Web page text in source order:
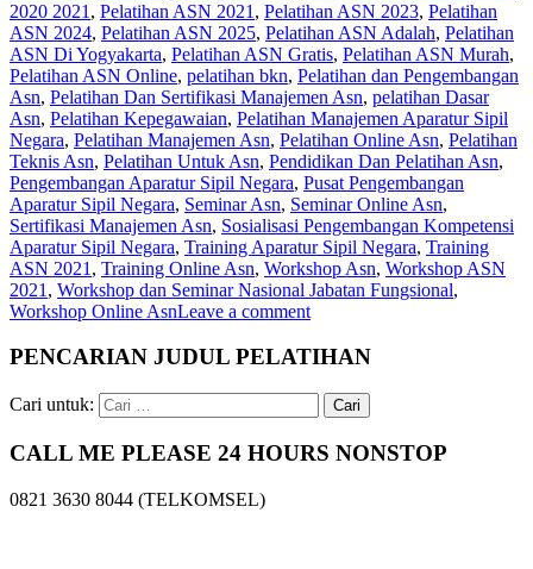
2020 2021 , Pelatihan ASN 2021 , Pelatihan ASN 2023, Pelatihan
ASN 2024, Pelatihan ASN 2025, Pelatihan ASN Adalah, Pelatihan
ASN Di Yogyakarta, Pelatihan ASN Gratis, Pelatihan ASN Murah,
Pelatihan ASN Online, pelatihan bkn, Pelatihan dan Pengembangan
Asn, Pelatihan Dan Sertifikasi Manajemen Asn, pelatihan Dasar
Asn, Pelatihan Kepegawaian, Pelatihan Manajemen Aparatur Sipil
Negara, Pelatihan Manajemen Asn, Pelatihan Online Asn, Pelatihan
Teknis Asn, Pelatihan Untuk Asn, Pendidikan Dan Pelatihan Asn,
Pengembangan Aparatur Sipil Negara, Pusat Pengembangan
Aparatur Sipil Negara, Seminar Asn, Seminar Online Asn,
Sertifikasi Manajemen Asn, Sosialisasi Pengembangan Kompetensi
Aparatur Sipil Negara, Training Aparatur Sipil Negara, Training
ASN 2021 , Training Online Asn, Workshop Asn, Workshop ASN
2021 , Workshop dan Seminar Nasional Jabatan Fungsional,
Workshop Online AsnLeave a comment
PENCARIAN JUDUL PELATIHAN
Cari untuk:
CALL ME PLEASE 24 HOURS NONSTOP
0821 3630 8044 (TELKOMSEL)